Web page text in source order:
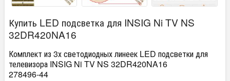
Купить LED подсветка для INSIG Ni TV NS
32DR420NA16
Комплект из 3х светодиодных линеек LED подсветки для
телевизора INSIG Ni TV NS 32DR420NA16
278496-44